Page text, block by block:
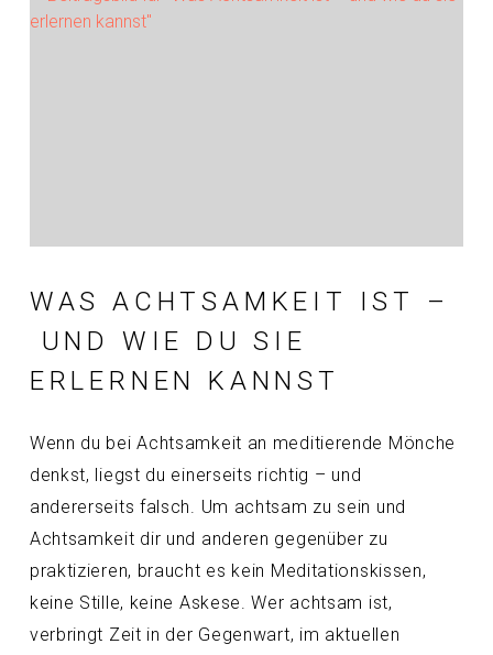
WAS ACHTSAMKEIT IST –
UND WIE DU SIE
ERLERNEN KANNST
Wenn du bei Achtsamkeit an meditierende Mönche
denkst, liegst du einerseits richtig – und
andererseits falsch. Um achtsam zu sein und
Achtsamkeit dir und anderen gegenüber zu
praktizieren, braucht es kein Meditationskissen,
keine Stille, keine Askese. Wer achtsam ist,
verbringt Zeit in der Gegenwart, im aktuellen